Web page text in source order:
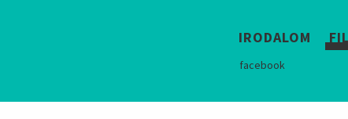
IRODALOM
facebook